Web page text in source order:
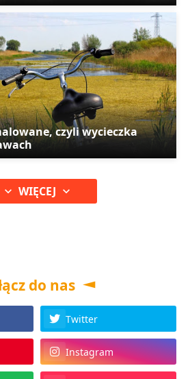
czyli wycieczka
WIĘCEJ
do nas
Twitter
Instagram